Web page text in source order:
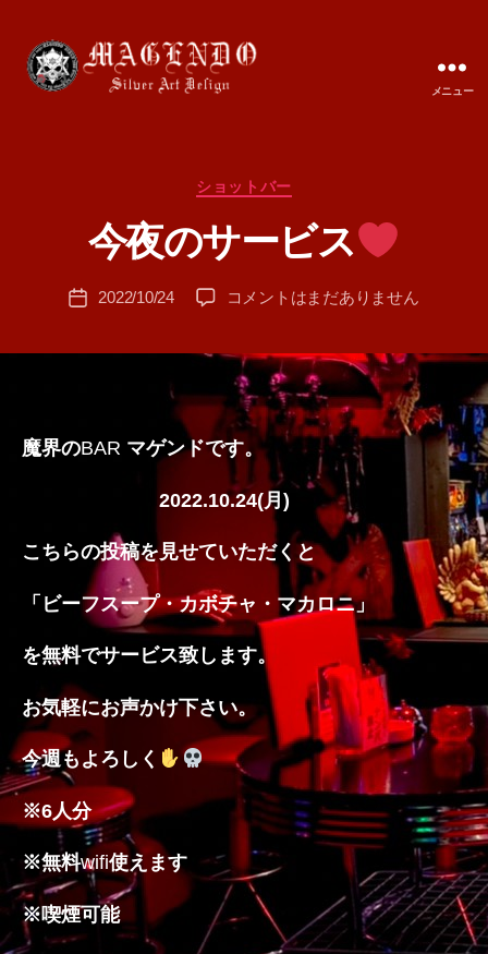
メニュー
カ
ショットバー
今夜のサービス
作
成
者
T
A
投
2022/10/24
今
サ
ー
ス
へ
の
コメントはまだありません
魔界のBAR マゲンドです。
2022.10.24(月 )
こちらの投稿を見せていただくと
「ビーフスープ・カボチャ・マカロニ」
を無料でサービス致します。
お気軽にお声かけ下さい。
今週もよろしく
※6人分
※無料wifi使えます
※喫煙可能